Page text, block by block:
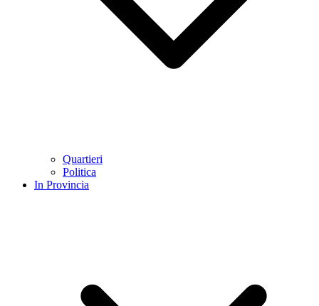
Quartieri
Politica
In Provincia